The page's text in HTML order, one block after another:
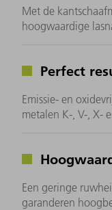
Met de
hoogwaardige
Perfect
Emissie- en
metalen K-, V-, X-
Een geringe
garanderen